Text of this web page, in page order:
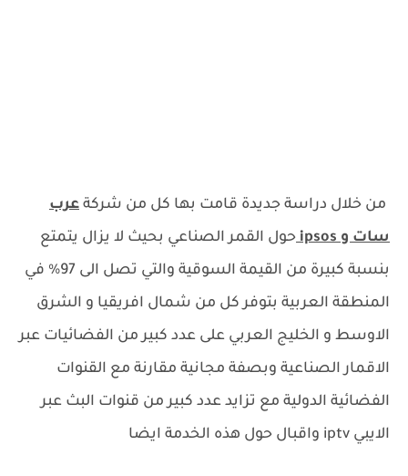
من خلال دراسة جديدة قامت بها كل من شركة عرب
سات و ipsos
حول القمر الصناعي بحيث لا يزال يتمتع
بنسبة كبيرة من القيمة السوقية والتي تصل الى 97% في
المنطقة العربية بتوفر كل من شمال افريقيا و الشرق
الاوسط و الخليج العربي على عدد كبير من الفضائيات عبر
الاقمار الصناعية وبصفة مجانية مقارنة مع القنوات
الفضائية الدولية مع تزايد عدد كبير من قنوات البث عبر
الايبي iptv واقبال حول هذه الخدمة ايضا